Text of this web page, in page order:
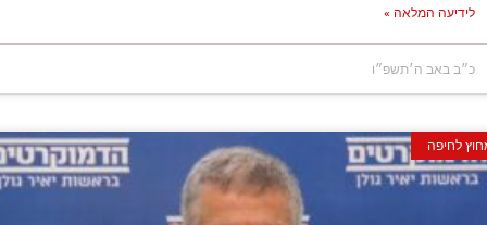
המלאה »
ה׳תשפ״ו